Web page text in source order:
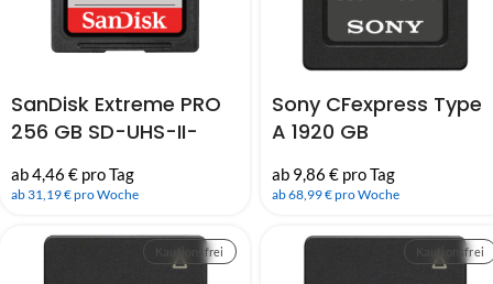
SanDisk Extreme PRO
256 GB SD-UHS-II-
(V90)
ab 4,46 € pro Tag
ab 31,19 € pro Woche
Sony CFexpress Type
A 1920 GB
CEA-M (800 MB/s)
ab 9,86 € pro Tag
ab 68,99 € pro Woche
Kautionsfrei Kautionsfrei